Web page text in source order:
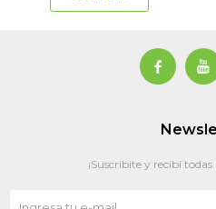
 
¡Suscribite y recibí